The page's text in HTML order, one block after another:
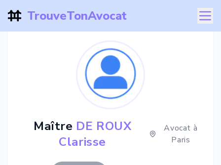
TrouveTonAvocat
Maître DE ROUX
Clarisse
Avocat à
Paris